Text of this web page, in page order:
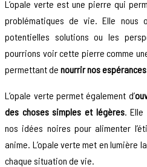
L’opale verte est une pierre qui
problématiques de vie. Elle nous
potentielles solutions ou les
pourrions voir cette pierre comme
permettant denourrir nos
L’opale verte permet également d’
des choses simples et légères. Elle
nos idées noires pour alimenter
anime. L’opale verte met en lumière
chaque situation de vie.